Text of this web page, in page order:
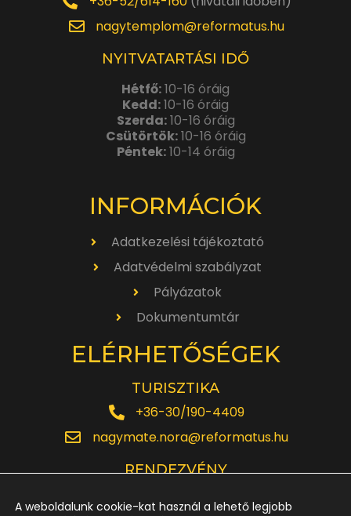
nagytemplom@reformatus.hu
NYITVATARTÁSI IDŐ
Hétfő:10-16 óráig
Kedd:10-16 óráig
Szerda:10-16 óráig
Csütörtök:10-16 óráig
Péntek:10-14 óráig
INFORMÁCIÓK
Adatkezelési tájékoztató
Adatvédelmi szabályzat
Pályázatok
Dokumentumtár
ELÉRHETŐSÉGEK
TURISZTIKA
+36-30/190-4409
nagymate.nora@reformatus.hu
RENDEZVÉNY
A weboldalunk cookie-kat használ a lehető legjobb